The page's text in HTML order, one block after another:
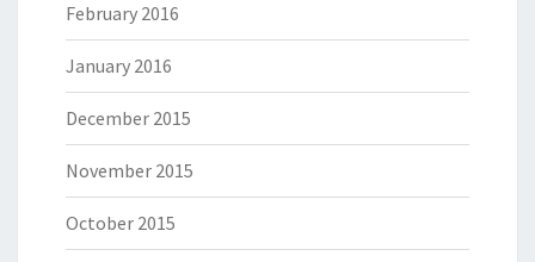
February 2016
January 2016
December 2015
November 2015
October 2015